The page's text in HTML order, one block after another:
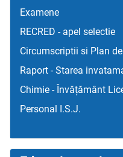
Examene
RECRED - apel selectie
Circumscriptii si Plan
Raport - Starea
Chimie - Învățământ
Personal I.S.J.